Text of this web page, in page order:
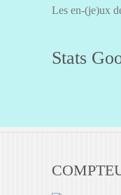
Les en-(je)ux
Stats